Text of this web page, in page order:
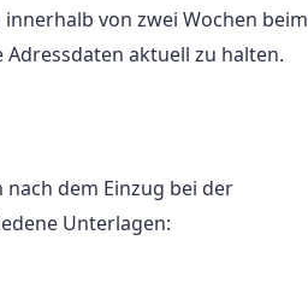
von zwei Wochen beim
aktuell zu halten.
nach dem Einzug bei der
Unterlagen: